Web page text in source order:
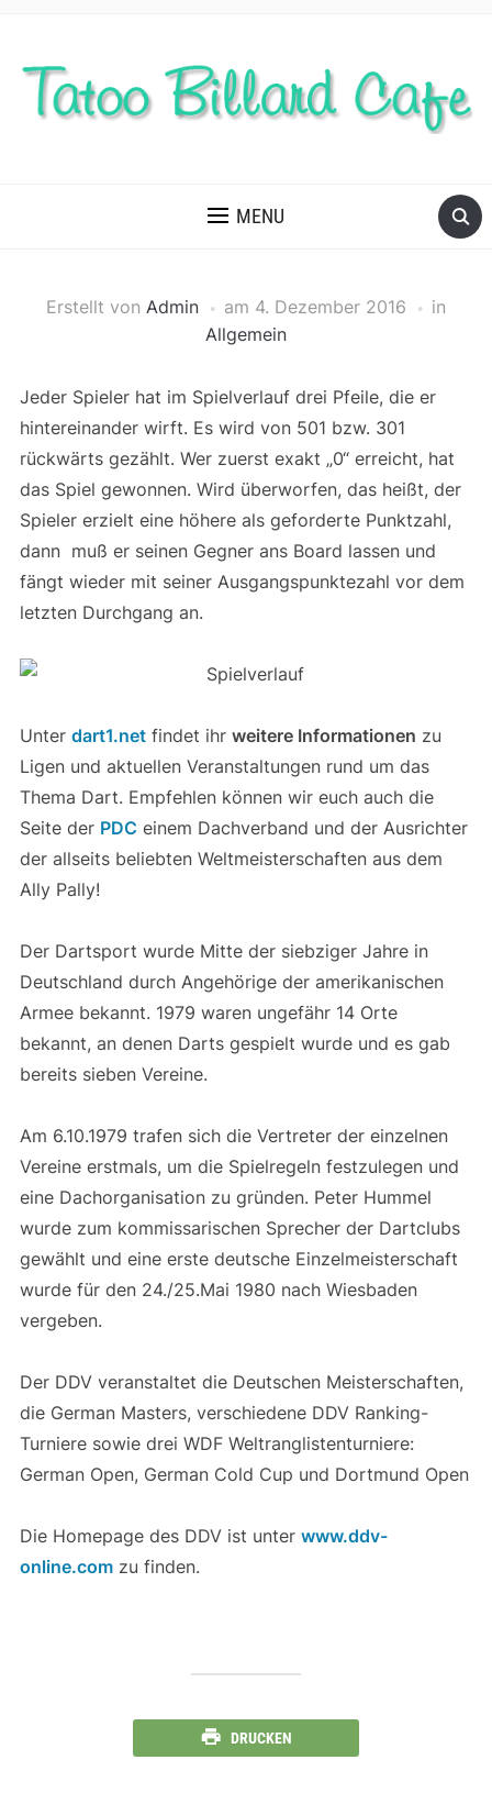
MENU
Erstellt von Admin am 4. Dezember 2016
in
Allgemein
Jeder Spieler hat im Spielverlauf drei Pfeile, die er
hintereinander wirft. Es wird von 501 bzw. 301
rückwärts gezählt. Wer zuerst exakt „0“ erreicht, hat
das Spiel gewonnen. Wird überworfen, das heißt, der
Spieler erzielt eine höhere als geforderte Punktzahl,
dann muß er seinen Gegner ans Board lassen und
fängt wieder mit seiner Ausgangspunktezahl vor dem
letzten Durchgang an.
Unter dart1.netfindet ihr weitere Informationen zu
Ligen und aktuellen Veranstaltungen rund um das
Thema Dart. Empfehlen können wir euch auch die
Seite der PDC einem Dachverband und der Ausrichter
der allseits beliebten Weltmeisterschaften aus dem
Ally Pally!
Der Dartsport wurde Mitte der siebziger Jahre in
Deutschland durch Angehörige der amerikanischen
Armee bekannt. 1979 waren ungefähr 14 Orte
bekannt, an denen Darts gespielt wurde und es gab
bereits sieben Vereine.
Am 6.10.1979 trafen sich die Vertreter der einzelnen
Vereine erstmals, um die Spielregeln festzulegen und
eine Dachorganisation zu gründen. Peter Hummel
wurde zum kommissarischen Sprecher der Dartclubs
gewählt und eine erste deutsche Einzelmeisterschaft
wurde für den 24./25.Mai 1980 nach Wiesbaden
vergeben.
Der DDV veranstaltet die Deutschen Meisterschaften,
die German Masters, verschiedene DDV Ranking-
Turniere sowie drei WDF Weltranglistenturniere:
German Open, German Cold Cup und Dortmund Open
Die Homepage des DDV ist unter www.ddv-
online.comzu finden.
DRUCKEN